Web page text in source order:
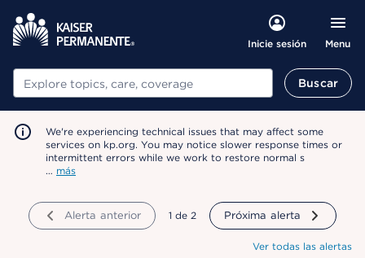
Inicie sesión Menu
Buscar Buscar
We're experiencing technical issues that may affect some
services on kp.org. You may notice slower response times or
intermittent errors while we work to restore normal s
… más
Alerta anterior mostrando
1 de 2 Próxima alerta
Ver todas las alertas